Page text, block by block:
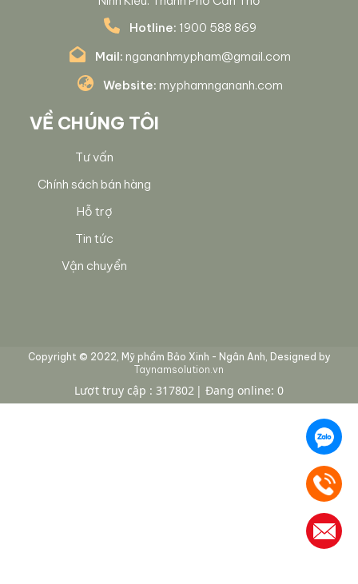
Hotline: 1900 588 869
Mail: ngananhmypham@gmail.com
Website: myphamngananh.com
VỀ CHÚNG TÔI
Tư vấn
Chính sách bán hàng
Hỗ trợ
Tin tức
Vận chuyển
Copyright © 2022, Mỹ phẩm Bảo Xinh - Ngân Anh, Designed by
Taynamsolution.vn
Lượt truy cập : 317802 Đang online: 0